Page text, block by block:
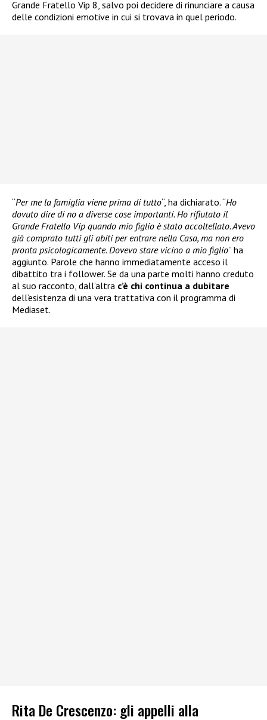
Grande Fratello Vip 8, salvo poi decidere di rinunciare a causa
delle condizioni emotive in cui si trovava in quel periodo.
“Per me la famiglia viene prima di tutto“, ha dichiarato. “Ho
dovuto dire di no a diverse cose importanti. Ho rifiutato il
Grande Fratello Vip quando mio figlio è stato accoltellato. Avevo
già comprato tutti gli abiti per entrare nella Casa, ma non ero
pronta psicologicamente. Dovevo stare vicino a mio figlio” ha
aggiunto. Parole che hanno immediatamente acceso il
dibattito tra i follower. Se da una parte molti hanno creduto
al suo racconto, dall’altra c’è chi continua a dubitare
dell’esistenza di una vera trattativa con il programma di
Mediaset.
Rita De Crescenzo: gli appelli alla